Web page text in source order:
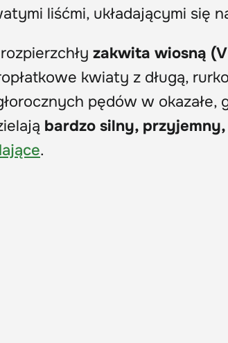
liśćmi, układającymi się
zakwita wiosną
kwiaty z długą,
pędów w
bardzo silny, przyjemny,
.